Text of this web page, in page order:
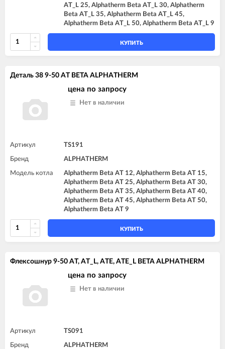
AT_L 25, Alphatherm Beta AT_L 30, Alphatherm
Beta AT_L 35, Alphatherm Beta AT_L 45,
Alphatherm Beta AT_L 50, Alphatherm Beta AT_L 9
КУПИТЬ
Деталь 38 9-50 AT BETA ALPHATHERM
цена по запросу
Нет в наличии
Артикул TS191
Бренд ALPHATHERM
Модель котла
Alphatherm Beta AT 12, Alphatherm Beta AT 15,
Alphatherm Beta AT 25, Alphatherm Beta AT 30,
Alphatherm Beta AT 35, Alphatherm Beta AT 40,
Alphatherm Beta AT 45, Alphatherm Beta AT 50,
Alphatherm Beta AT 9
КУПИТЬ
Флексошнур 9-50 AT, AT_L, ATE, ATE_L BETA ALPHATHERM
цена по запросу
Нет в наличии
Артикул TS091
Бренд ALPHATHERM